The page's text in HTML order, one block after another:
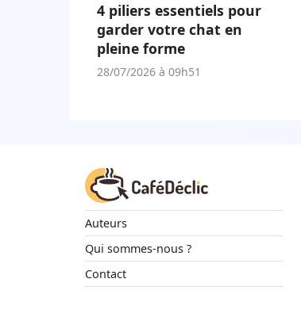
4 piliers essentiels pour
garder votre chat en
pleine forme
28/07/2026 à 09h51
Auteurs
Qui sommes-nous ?
Contact